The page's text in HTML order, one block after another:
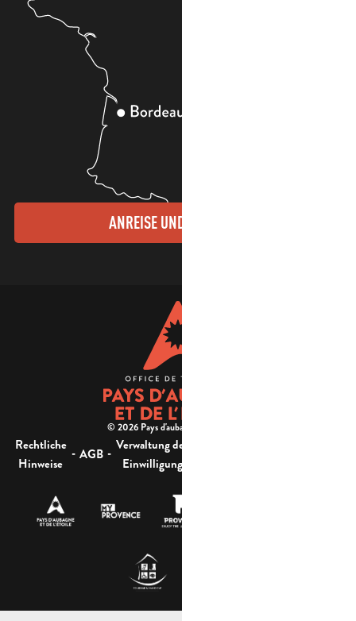
ANREISE UND KONTAKTE
© 2026 Pays d'aubagne et de l'étoile -
Rechtliche
Hinweise
- AGB - Verwaltung der
Einwilligung